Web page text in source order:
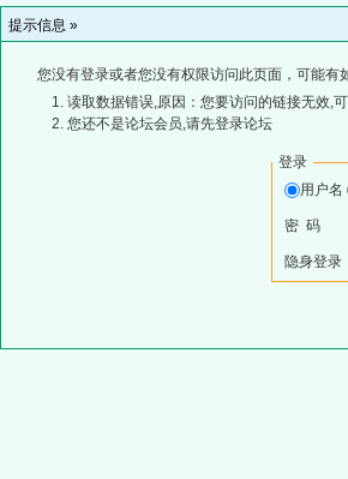
提示信息 »
您没有登录或者您没有权限访问此页面，可能有
读取数据错误,原因：您要访问的链接无效,
您还不是论坛会员,请先登录论坛
登录
用户名
密 码
隐身登录